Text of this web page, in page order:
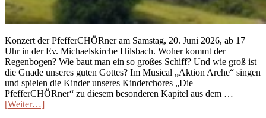
Konzert der PfefferCHÖRner am Samstag, 20. Juni 2026, ab 17
Uhr in der Ev. Michaelskirche Hilsbach. Woher kommt der
Regenbogen? Wie baut man ein so großes Schiff? Und wie groß ist
die Gnade unseres guten Gottes? Im Musical „Aktion Arche“ singen
und spielen die Kinder unseres Kinderchores „Die
PfefferCHÖRner“ zu diesem besonderen Kapitel aus dem …
[Weiter…]